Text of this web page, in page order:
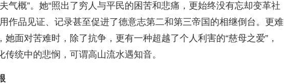
气概”。她“照出了穷人与平民的困苦和悲痛，更始终没有忘却变革社
作品见证、记录甚至促进了德意志第二和第三帝国的相继倒台。更难
她面对苦难时，除了抗争，更有一种超越了个人利害的“慈母之爱”，
传统中的悲悯，可谓高山流水遇知音。